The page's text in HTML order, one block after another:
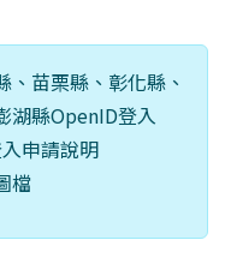
苗栗縣、彰化縣、
湖縣OpenID登入
申請說明
檔